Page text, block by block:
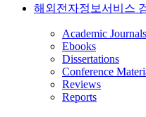
해외전자정보서비스
Academic Journals
Ebooks
Dissertations
Conference
Reviews
Reports